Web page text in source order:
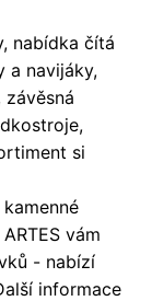
nabídka čítá
a navijáky,
si
vám
- nabízí
informace